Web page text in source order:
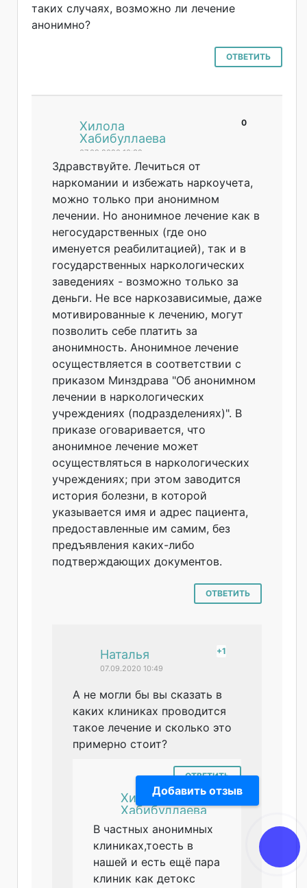
Добавить отзыв
таких случаях, возможно ли лечение
анонимно?
ОТВЕТИТЬ
0
Хилола
Хабибуллаева
07.09.2020 10:32
Здравствуйте. Лечиться от
наркомании и избежать наркоучета,
можно только при анонимном
лечении. Но анонимное лечение как в
негосударственных (где оно
именуется реабилитацией), так и в
государственных наркологических
заведениях - возможно только за
деньги. Не все наркозависимые, даже
мотивированные к лечению, могут
позволить себе платить за
анонимность. Анонимное лечение
осуществляется в соответствии с
приказом Минздрава "Об анонимном
лечении в наркологических
учреждениях (подразделениях)". В
приказе оговаривается, что
анонимное лечение может
осуществляться в наркологических
учреждениях; при этом заводится
история болезни, в которой
указывается имя и адрес пациента,
предоставленные им самим, без
предъявления каких-либо
подтверждающих документов.
ОТВЕТИТЬ
+1
Наталья
07.09.2020 10:49
А не могли бы вы сказать в
каких клиниках проводится
такое лечение и сколько это
примерно стоит?
ОТВЕТИТЬ
#
Хилола
Хабибуллаева
07.09.2020 10:59
В частных анонимных
клиниках,тоесть в
нашей и есть ещё пара
клиник как детокс